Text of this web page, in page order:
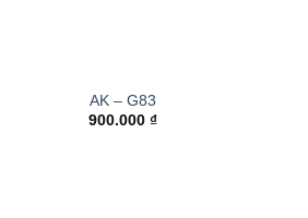
AK – G83
900.000 ₫